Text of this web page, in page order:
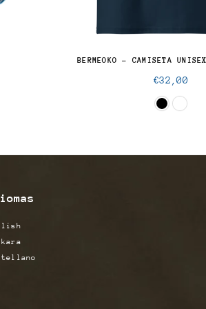
Precio
€32,00